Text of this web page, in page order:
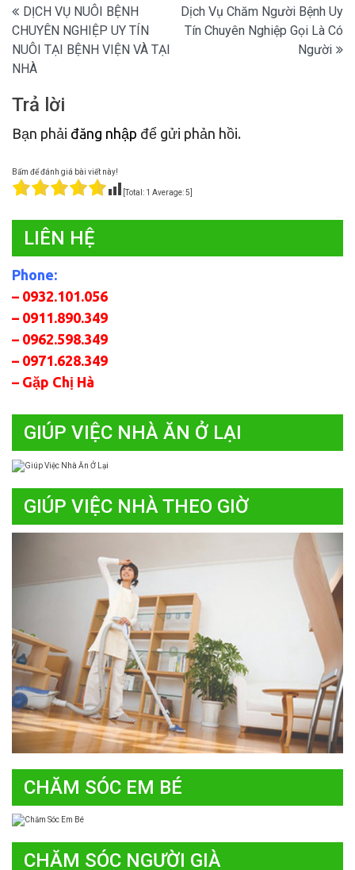
Điều
hướng
bài
viết
DỊCH VỤ NUÔI BỆNH
CHUYÊN NGHIỆP UY TÍN
NUÔI TẠI BỆNH VIỆN VÀ TẠI
NHÀ
Dịch Vụ Chăm Người Bệnh Uy
Tín Chuyên Nghiệp Gọi Là Có
Người
Trả lời
Bạn phải đăng nhập để gửi phản hồi.
Bấm để đánh giá bài viết này!
[Total: 1 Average:5
LIÊN HỆ
Phone:
– 0932.101.056
– 0911.890.349
– 0962.598.349
– 0971.628.349
– Gặp Chị Hà
GIÚP VIỆC NHÀ ĂN Ở LẠI
GIÚP VIỆC NHÀ THEO GIỜ
CHĂM SÓC EM BÉ
CHĂM SÓC NGƯỜI GIÀ